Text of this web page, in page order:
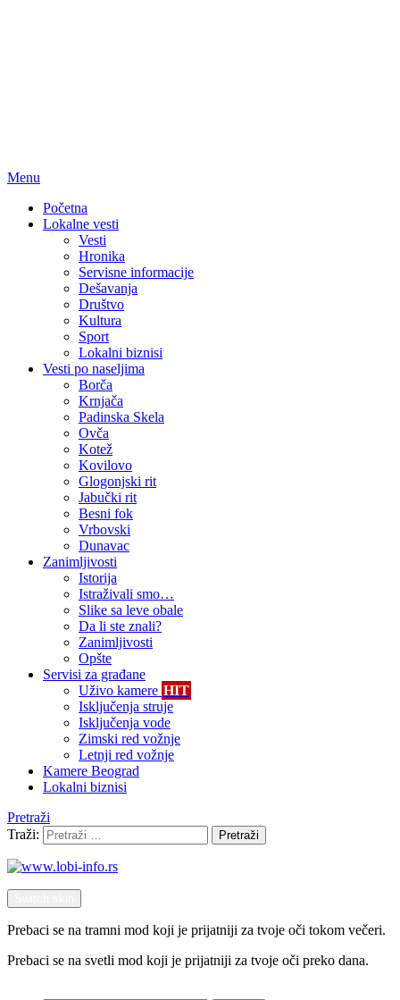
Menu
Početna
Lokalne vesti
Vesti
Hronika
Servisne informacije
Dešavanja
Društvo
Kultura
Sport
Lokalni biznisi
Vesti po naseljima
Borča
Krnjača
Padinska Skela
Ovča
Kotež
Kovilovo
Glogonjski rit
Jabučki rit
Besni fok
Vrbovski
Dunavac
Zanimljivosti
Istorija
Istraživali smo…
Slike sa leve obale
Da li ste znali?
Zanimljivosti
Opšte
Servisi za građane
Uživo kamere HIT
Isključenja struje
Isključenja vode
Zimski red vožnje
Letnji red vožnje
Kamere Beograd
Lokalni biznisi
Pretraži
Traži:
Pretraži
Prebaci se na tramni mod koji je prijatniji za tvoje oči tokom večeri.
Prebaci se na svetli mod koji je prijatniji za tvoje oči preko dana.